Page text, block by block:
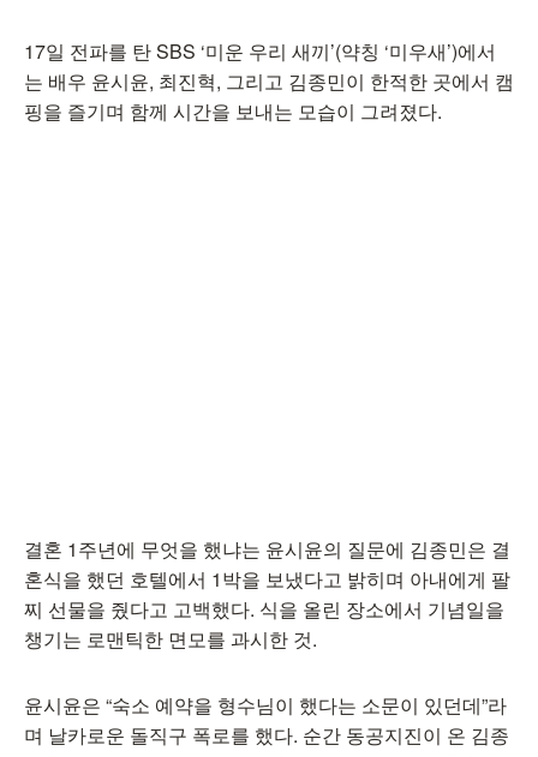
17일 전파를 탄 SBS ‘미운 우리 새끼’(약칭 ‘미우새’)에서
는 배우 윤시윤, 최진혁, 그리고 김종민이 한적한 곳에서 캠
핑을 즐기며 함께 시간을 보내는 모습이 그려졌다.
결혼 1주년에 무엇을 했냐는 윤시윤의 질문에 김종민은 결
혼식을 했던 호텔에서 1박을 보냈다고 밝히며 아내에게 팔
찌 선물을 줬다고 고백했다. 식을 올린 장소에서 기념일을
챙기는 로맨틱한 면모를 과시한 것.
윤시윤은 “숙소 예약을 형수님이 했다는 소문이 있던데”라
며 날카로운 돌직구 폭로를 했다. 순간 동공지진이 온 김종